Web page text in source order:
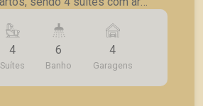
- Sala de Tv; - Sala para 2
- Despensa; - Área gourmet
- Piscina; - 4 vagas de
agilidade e segurança, em
4
Suítes
6
Banho
4
Garagens